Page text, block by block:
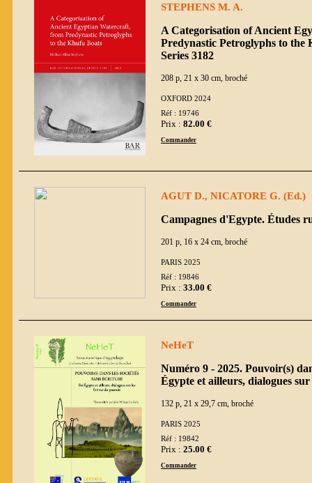
STEPHENS M. A.
A Categorisation of Ancient
Predynastic Petroglyphs to
Series 3182
208 p, 21 x 30 cm, broché
OXFORD 2024
Réf : 19746
Prix : 82.00 €
Commander
AGUT D., NICATORE G. (Ed.)
Campagnes d'Egypte. Études
201 p, 16 x 24 cm, broché
PARIS 2025
Réf : 19846
Prix : 33.00 €
Commander
NeHeT
Numéro 9 - 2025. Pouvoir(s)
Égypte et ailleurs, dialogues
132 p, 21 x 29,7 cm, broché
PARIS 2025
Réf : 19842
Prix : 25.00 €
Commander